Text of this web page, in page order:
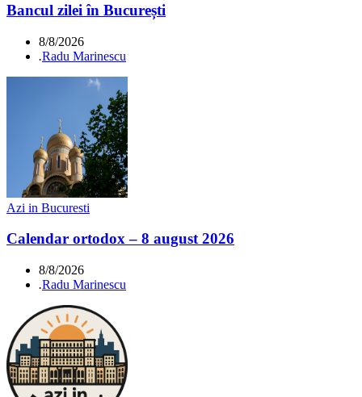
Bancul zilei în București
8/8/2026
.Radu Marinescu
Azi in Bucuresti
Calendar ortodox – 8 august 2026
8/8/2026
.Radu Marinescu